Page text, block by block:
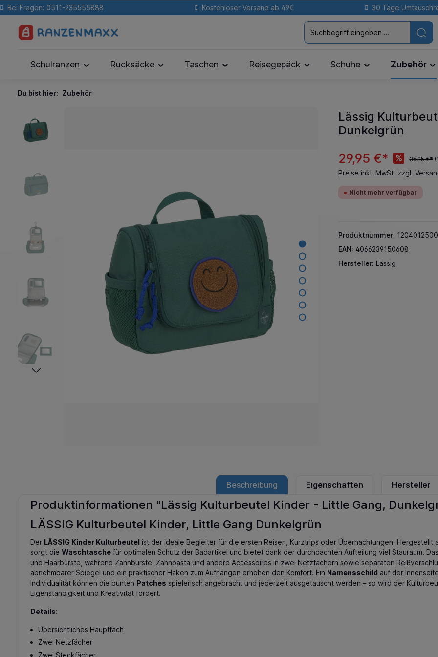
Bei Fragen: 0511-235555888 Kostenloser Versand ab 49€ 30 Tage
Schulranzen Rucksäcke Taschen Reisegepäck Schuhe Zubehör
Du bist hier: Zubehör
Lässig
Dunkelgrün
29,95 €* % 36,95 €*
Preise inkl. MwSt. zzgl.
Nicht mehr verfügbar
Produktnummer:
EAN: 4066239150608
Hersteller: Lässig
Beschreibung Eigenschaften Hersteller
Produktinformationen "Lässig Kulturbeutel Kinder - Little Gang,
LÄSSIG Kulturbeutel Kinder, Little Gang Dunkelgrün
Der LÄSSIG Kinder Kulturbeutel ist der ideale Begleiter für die ersten Reisen, Kurztrips oder Übernachtungen. Hergestellt
sorgt die Waschtasche für optimalen Schutz der Badartikel und bietet dank der durchdachten Aufteilung viel Stauraum.
und Haarbürste, während Zahnbürste, Zahnpasta und andere Accessoires in zwei Netzfächern sowie separaten
abnehmbarer Spiegel und ein praktischer Haken zum Aufhängen erhöhen den Komfort. Ein Namensschild auf der
Individualität können die bunten Patches spielerisch angebracht und jederzeit ausgetauscht werden – so wird der
Eigenständigkeit und Kreativität fördert.
Details:
Übersichtliches Hauptfach
Zwei Netzfächer
Zwei Steckfächer